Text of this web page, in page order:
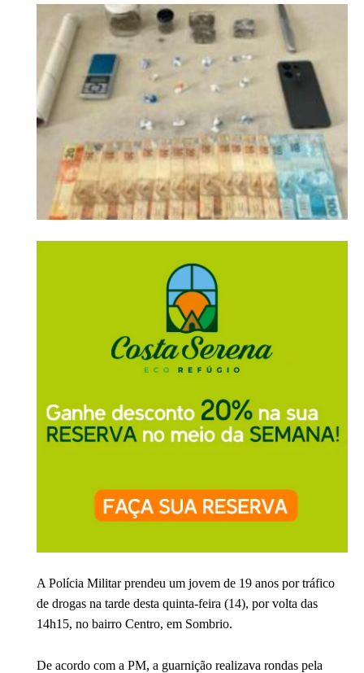
A Polícia Militar prendeu um jovem de 19 anos por tráfico
de drogas na tarde desta quinta-feira (14), por volta das
14h15, no bairro Centro, em Sombrio.
De acordo com a PM, a guarnição realizava rondas pela